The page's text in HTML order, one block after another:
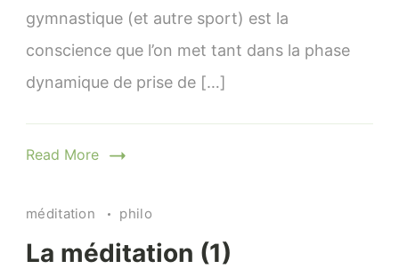
gymnastique (et autre sport) est la
conscience que l’on met tant dans la phase
dynamique de prise de […]
Read More
méditation philo
La méditation (1)